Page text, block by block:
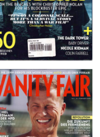
VANITY FAIR – Nr. 7 –
8. Februar 2007